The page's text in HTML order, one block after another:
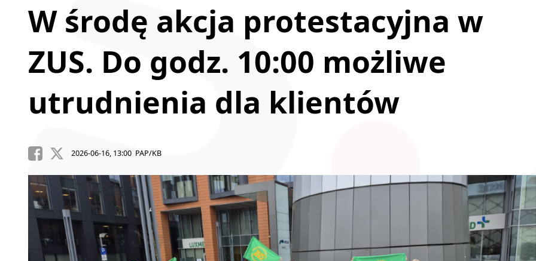
W środę akcja protestacyjna w
ZUS. Do godz. 10:00 możliwe
utrudnienia dla klientów
2026-06-16, 13:00 PAP/KB